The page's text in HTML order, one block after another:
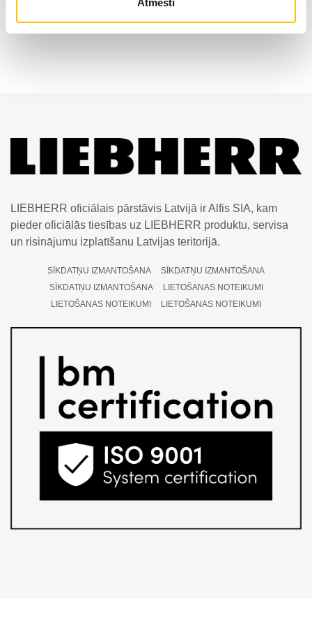
Atmesti
LIEBHERR oficiālais pārstāvis Latvijā ir Alfis SIA, kam
pieder oficiālās tiesības uz LIEBHERR produktu, servisa
un risinājumu izplatīšanu Latvijas teritorijā.
SĪKDATŅU IZMANTOŠANA
SĪKDATŅU IZMANTOŠANA
SĪKDATŅU IZMANTOŠANA
LIETOŠANAS NOTEIKUMI
LIETOŠANAS NOTEIKUMI
LIETOŠANAS NOTEIKUMI